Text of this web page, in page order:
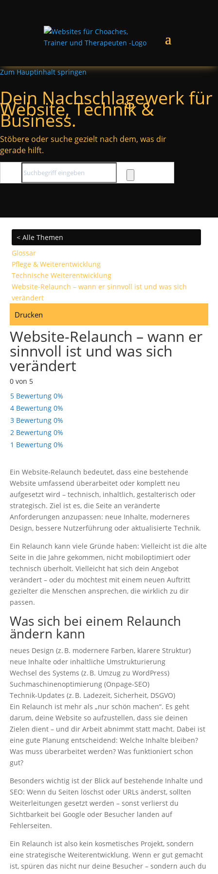
Zum Hauptinhalt springen
Dein Nachschlagewerk für
Website, Technik &
Business.
Stöbere oder suche gezielt nach dem, was dir
gerade hilft.
< Alle Themen
Glossar
Pflege & Weiterentwicklung
Technische Weiterentwicklung
Website-Relaunch – wann er sinnvoll ist und was sich
verändert
Drucken
Website-Relaunch – wann er
sinnvoll ist und was sich
verändert
0 von 5
5 Bewertung 0%
4 Bewertung 0%
3 Bewertung 0%
2 Bewertung 0%
1 Bewertung 0%
Ein Website-Relaunch bedeutet, dass eine bestehende
Website umfassend überarbeitet oder komplett neu
aufgesetzt wird – technisch, inhaltlich, gestalterisch oder
strategisch. Ziel ist es, die Seite an veränderte
Anforderungen anzupassen: neue Inhalte, moderneres
Design, bessere Nutzerführung oder aktualisierte Technik.
Ein Relaunch kann viele Gründe haben: Vielleicht ist die alte
Seite in die Jahre gekommen, nicht mobiloptimiert oder
technisch überholt. Vielleicht hat sich dein Angebot
verändert – oder du möchtest mit einem neuen Auftritt
gezielter die Menschen ansprechen, die wirklich zu dir
passen.
Was sich bei einem Relaunch
ändern kann
neues Design (z. B. modernere Farben, klarere Struktur)
neue Inhalte oder inhaltliche Umstrukturierung
Wechsel des Systems (z. B. Umzug zu WordPress)
Suchmaschinenoptimierung (Onpage-SEO)
Technik-Updates (z. B. Ladezeit, Sicherheit, DSGVO)
Ein Relaunch ist mehr als „nur schön machen“. Es geht
darum, deine Website so aufzustellen, dass sie deinen
Zielen dient – und dir Arbeit abnimmt statt macht. Dabei ist
eine gute Planung entscheidend: Welche Inhalte bleiben?
Was muss überarbeitet werden? Was funktioniert schon
gut?
Besonders wichtig ist der Blick auf bestehende Inhalte und
SEO: Wenn du Seiten löschst oder URLs änderst, sollten
Weiterleitungen gesetzt werden – sonst verlierst du
Sichtbarkeit bei Google oder Besucher landen auf
Fehlerseiten.
Ein Relaunch ist also kein kosmetisches Projekt, sondern
eine strategische Weiterentwicklung. Wenn er gut gemacht
ist, spüren das nicht nur deine Besucher – sondern auch du